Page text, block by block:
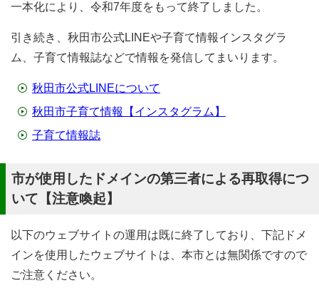
一本化により、令和7年度をもって終了しました。
引き続き、秋田市公式LINEや子育て情報インスタグラ
ム、子育て情報誌などで情報を発信してまいります。
秋田市公式LINEについて
秋田市子育て情報【インスタグラム】
子育て情報誌
市が使用したドメインの第三者による再取得につ
いて【注意喚起】
以下のウェブサイトの運用は既に終了しており、下記ドメ
インを使用したウェブサイトは、本市とは無関係ですので
ご注意ください。